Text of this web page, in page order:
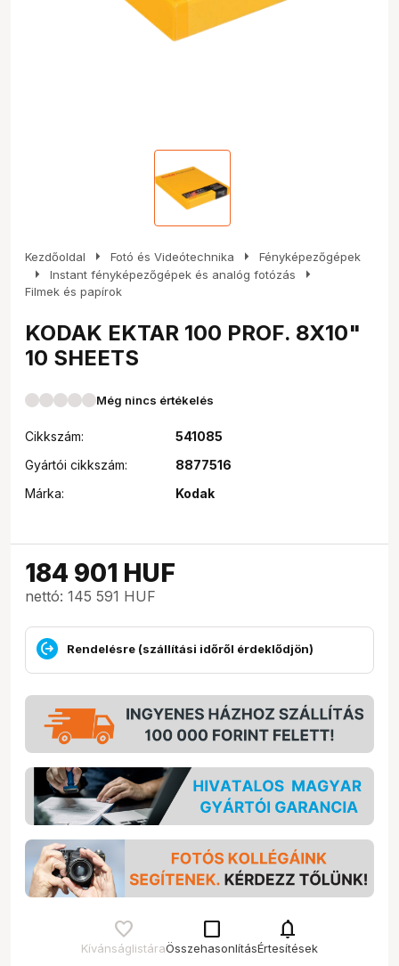
Kezdőoldal arrow_right Fotó és Videótechnika arrow_right Fényképezőgépek
arrow_right Instant fényképezőgépek és analóg fotózás arrow_right
Filmek és papírok
KODAK EKTAR 100 PROF. 8X10"
10 SHEETS
Még nincs értékelés
Cikkszám:
541085
Gyártói cikkszám:
8877516
Márka:
Kodak
184 901 HUF
nettó: 145 591 HUF
Rendelésre (szállítási időről érdeklődjön)
Kívánságlistára
check_box_outline_blank
Összehasonlítás
notifications
Értesítések